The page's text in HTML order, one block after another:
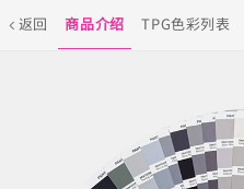
返回 商品介绍 TPG色彩列表